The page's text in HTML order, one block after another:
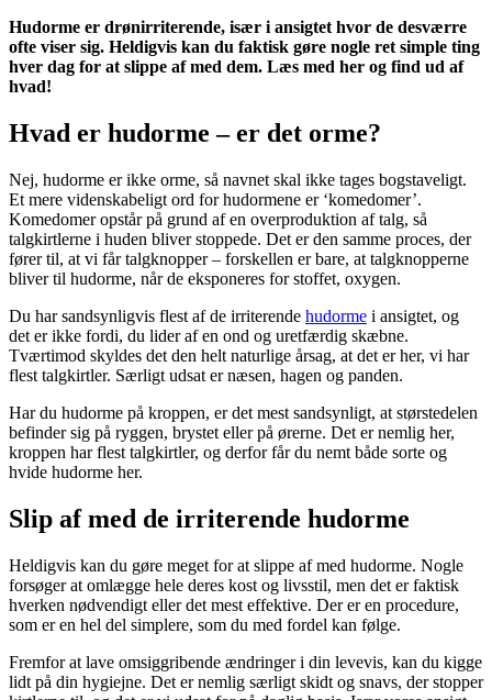
Hudorme er drønirriterende, især i ansigtet hvor de desværre
ofte viser sig. Heldigvis kan du faktisk gøre nogle ret simple ting
hver dag for at slippe af med dem. Læs med her og find ud af
hvad!
Hvad er hudorme – er det orme?
Nej, hudorme er ikke orme, så navnet skal ikke tages bogstaveligt.
Et mere videnskabeligt ord for hudormene er ‘komedomer’.
Komedomer opstår på grund af en overproduktion af talg, så
talgkirtlerne i huden bliver stoppede. Det er den samme proces, der
fører til, at vi får talgknopper – forskellen er bare, at talgknopperne
bliver til hudorme, når de eksponeres for stoffet, oxygen.
Du har sandsynligvis flest af de irriterende hudorme i ansigtet, og
det er ikke fordi, du lider af en ond og uretfærdig skæbne.
Tværtimod skyldes det den helt naturlige årsag, at det er her, vi har
flest talgkirtler. Særligt udsat er næsen, hagen og panden.
Har du hudorme på kroppen, er det mest sandsynligt, at størstedelen
befinder sig på ryggen, brystet eller på ørerne. Det er nemlig her,
kroppen har flest talgkirtler, og derfor får du nemt både sorte og
hvide hudorme her.
Slip af med de irriterende hudorme
Heldigvis kan du gøre meget for at slippe af med hudorme. Nogle
forsøger at omlægge hele deres kost og livsstil, men det er faktisk
hverken nødvendigt eller det mest effektive. Der er en procedure,
som er en hel del simplere, som du med fordel kan følge.
Fremfor at lave omsiggribende ændringer i din levevis, kan du kigge
lidt på din hygiejne. Det er nemlig særligt skidt og snavs, der stopper